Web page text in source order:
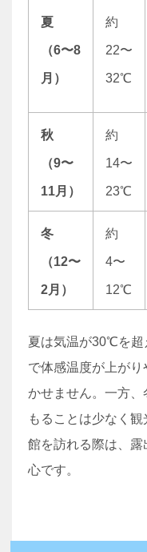
夏
（6〜8
月）
約
22〜
32℃
秋
（9〜
11月）
約
14〜
23℃
冬
（12〜
2月）
約
4〜
12℃
夏は気温が30℃を超
で体感温度が上が
かせません。一方
もることは少なく
館を訪れる際は、
心です。